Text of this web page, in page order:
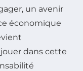
un avenir
économique
dans cette